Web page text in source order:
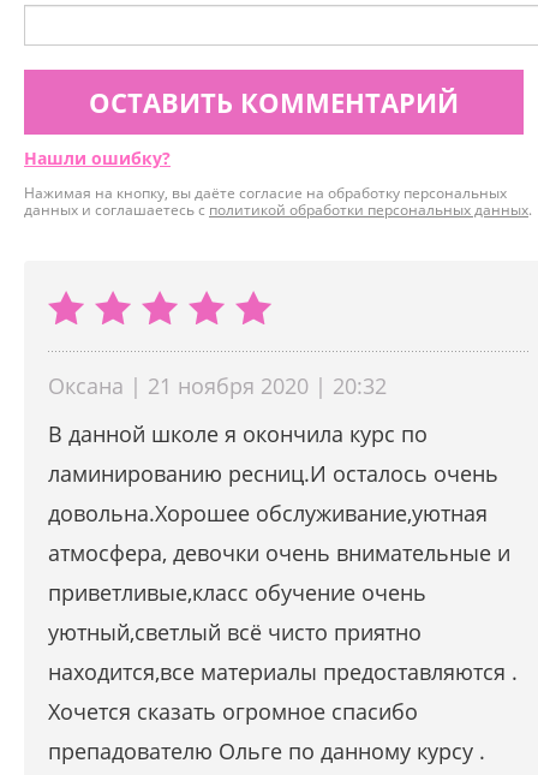
ОСТАВИТЬ КОММЕНТАРИЙ
Нашли ошибку?
Нажимая на кнопку, вы даёте согласие на обработку персональных
данных и соглашаетесь с политикой обработки персональных данных.
Оксана | 21 ноября 2020 | 20:32
В данной школе я окончила курс по
ламинированию ресниц.И осталось очень
довольна.Хорошее обслуживание,уютная
атмосфера, девочки очень внимательные и
приветливые,класс обучение очень
уютный,светлый всё чисто приятно
находится,все материалы предоставляются .
Хочется сказать огромное спасибо
препадователю Ольге по данному курсу .